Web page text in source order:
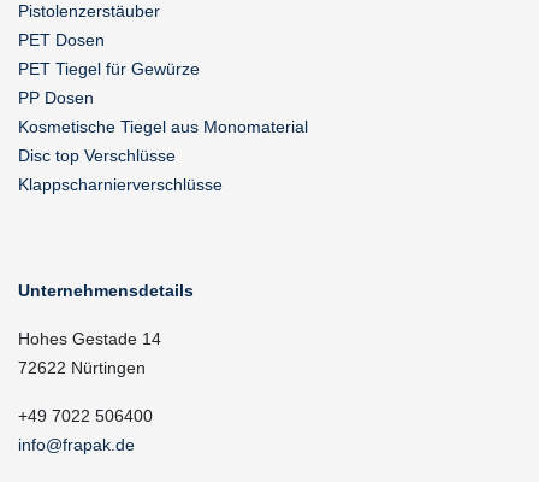
Pistolenzerstäuber
PET Dosen
PET Tiegel für Gewürze
PP Dosen
Kosmetische Tiegel aus Monomaterial
Disc top Verschlüsse
Klappscharnierverschlüsse
Unternehmensdetails
Hohes Gestade 14
72622 Nürtingen
+49 7022 506400
info@frapak.de